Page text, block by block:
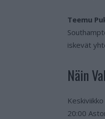
Teemu
iskevät
Näin
20:00